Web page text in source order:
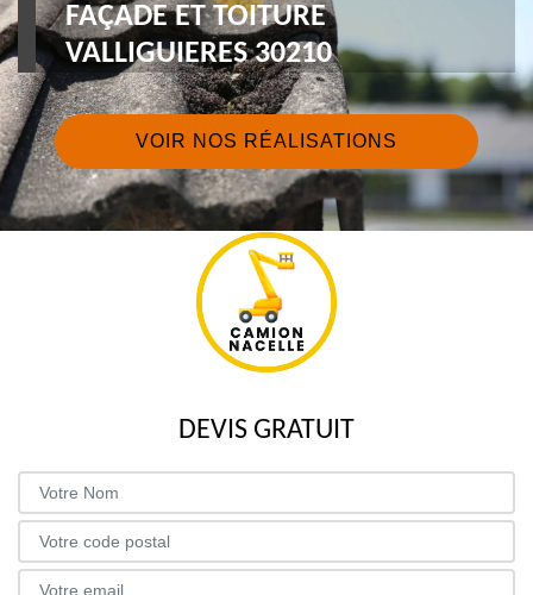
FAÇADE ET TOITURE
VALLIGUIERES 30210
VOIR NOS RÉALISATIONS
DEVIS GRATUIT